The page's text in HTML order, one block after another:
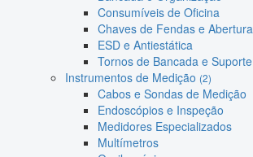
Consumíveis de Oficina
Chaves de Fendas e Abertura
ESD e Antiestática
Tornos de Bancada e Suporte
Instrumentos de Medição (2)
Cabos e Sondas de Medição
Endoscópios e Inspeção
Medidores Especializados
Multímetros